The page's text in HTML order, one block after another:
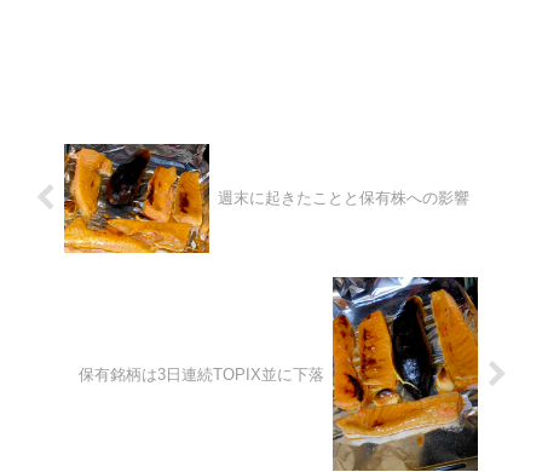
週末に起きたことと保有株への影響
保有銘柄は3日連続TOPIX並に下落